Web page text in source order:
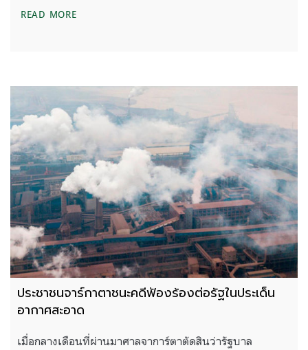
READ MOREมลภาวะอากาศในเมืองทำให้มีผู้เสียชีวิตกว่า 1.8 ล้าน
ประชาชนจาร์กาตาชนะคดีฟ้องร้องต่อรัฐในประเด็น
อากาศสะอาด
เมื่อกลางเดือนที่ผ่านมาศาลจาการ์ตาตัดสินว่ารัฐบาล